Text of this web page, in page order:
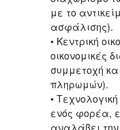
με το
ασφάλισης).
• Κεντρική
οικονομικές
συμμετοχή
πληρωμών).
•
ενός φορέα,
αναλάβει